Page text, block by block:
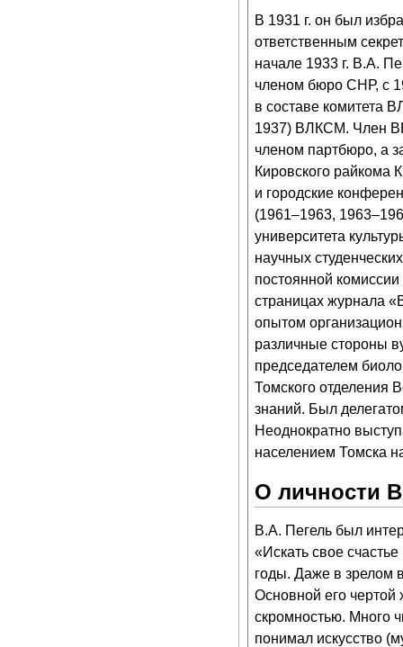
В 1931 г. он был
ответственным
начале 1933 г. В.А.
членом бюро СНР, с
в составе комитета
1937) ВЛКСМ. Член
членом партбюро, а
Кировского райкома
и городские
(1961–1963,
университета
научных
постоянной
страницах журнала
опытом
различные стороны
председателем
Томского отделения
знаний. Был
Неоднократно
населением Томска
О личности
В.А. Пегель был
«Искать свое
годы. Даже в зрелом
Основной его чертой
скромностью. Много
понимал искусство